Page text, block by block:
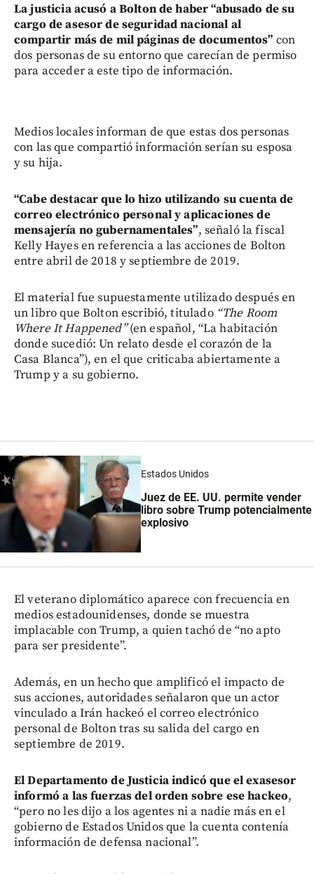
La justicia acusó a Bolton de haber “abusado de su
cargo de asesor de seguridad nacional al
compartir más de mil páginas de documentos” con
dos personas de su entorno que carecían de permiso
para acceder a este tipo de información.
Medios locales informan de que estas dos personas
con las que compartió información serían su esposa
y su hija.
“Cabe destacar que lo hizo utilizando su cuenta de
correo electrónico personal y aplicaciones de
mensajería no gubernamentales”, señaló la fiscal
Kelly Hayes en referencia a las acciones de Bolton
entre abril de 2018 y septiembre de 2019.
El material fue supuestamente utilizado después en
un libro que Bolton escribió, titulado “The Room
Where It Happened”(en español, “La habitación
donde sucedió: Un relato desde el corazón de la
Casa Blanca”), en el que criticaba abiertamente a
Trump y a su gobierno.
Estados Unidos
Juez de EE. UU. permite vender
libro sobre Trump potencialmente
explosivo
El veterano diplomático aparece con frecuencia en
medios estadounidenses, donde se muestra
implacable con Trump, a quien tachó de “no apto
para ser presidente”.
Además, en un hecho que amplificó el impacto de
sus acciones, autoridades señalaron que un actor
vinculado a Irán hackeó el correo electrónico
personal de Bolton tras su salida del cargo en
septiembre de 2019.
El Departamento de Justicia indicó que el exasesor
informó a las fuerzas del orden sobre ese hackeo,
“pero no les dijo a los agentes ni a nadie más en el
gobierno de Estados Unidos que la cuenta contenía
información de defensa nacional”.